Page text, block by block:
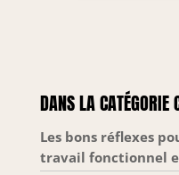
DANS LA CATÉGORIE
Les bons réflexes
travail fonctionnel